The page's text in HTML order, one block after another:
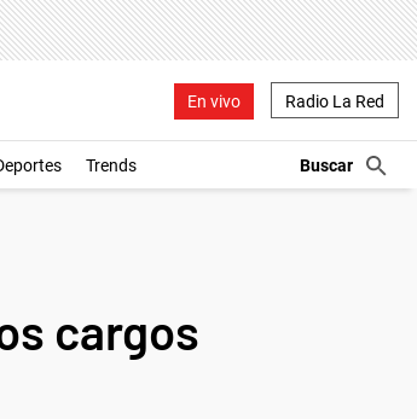
En vivo Radio La Red
Trends
cargos